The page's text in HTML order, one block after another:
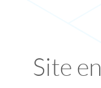
Site